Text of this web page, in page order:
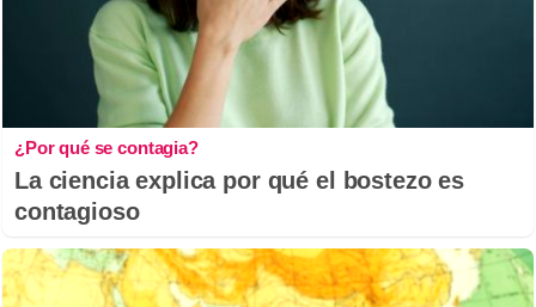
¿Por qué se contagia?
La ciencia explica por qué el bostezo es
contagioso